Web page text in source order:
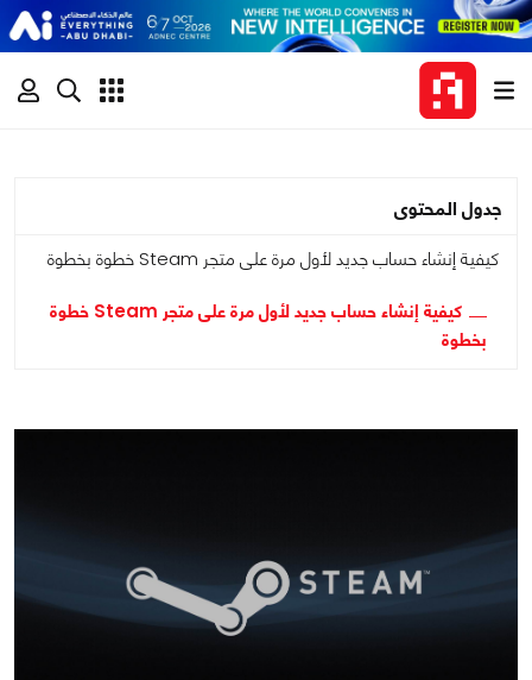
جدول المحتوى
كيفية إنشاء حساب جديد لأول مرة على متجر Steam خطوة بخطوة
كيفية إنشاء حساب جديد لأول مرة على متجر Steam خطوة
بخطوة